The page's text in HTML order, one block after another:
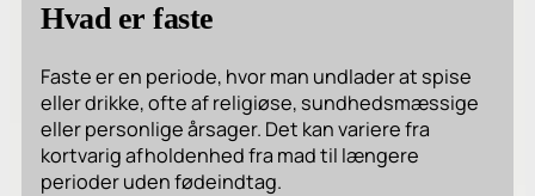
Hvad er faste
Faste er en periode, hvor man undlader at spise
eller drikke, ofte af religiøse, sundhedsmæssige
eller personlige årsager. Det kan variere fra
kortvarig afholdenhed fra mad til længere
perioder uden fødeindtag.